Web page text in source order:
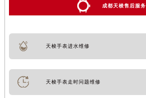
成都天梭售后服务
天梭手表进水维修
天梭手表走时问题维修